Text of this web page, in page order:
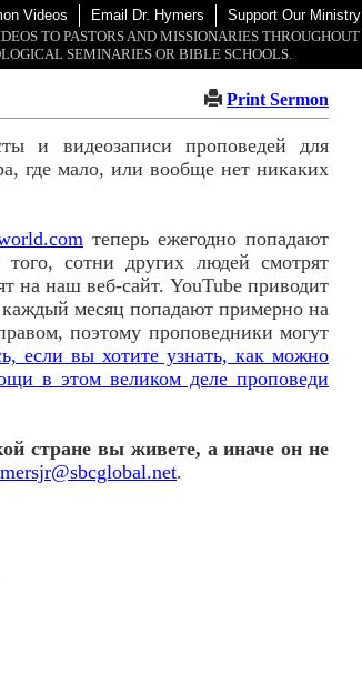
Videos Email Dr. Hymers Support Our Ministry
TO PASTORS AND MISSIONARIES THROUGHOUT
SEMINARIES OR BIBLE SCHOOLS.
Print Sermon
и видеозаписи проповедей для
где мало, или вообще нет никаких
теперь ежегодно попадают
сотни других людей смотрят
на наш веб-сайт. YouTube приводит
месяц попадают примерно на
поэтому проповедники могут
если вы хотите узнать, как можно
в этом великом деле проповеди
стране вы живете, а иначе он не
.